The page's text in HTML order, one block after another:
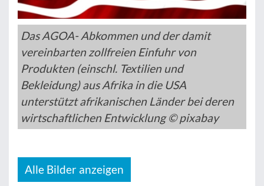
Das AGOA- Abkommen und der damit
vereinbarten zollfreien Einfuhr von
Produkten (einschl. Textilien und
Bekleidung) aus Afrika in die USA
unterstützt afrikanischen Länder bei deren
wirtschaftlichen Entwicklung © pixabay
Alle Bilder anzeigen